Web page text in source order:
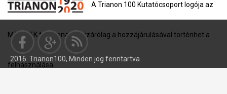
A Trianon 100 Kutatócsoport logója az
MTA BTK tulajdona, és kizárólag a hozzájárulásával történhet a
felhasználása.
2016. Trianon100, Minden jog fenntartva